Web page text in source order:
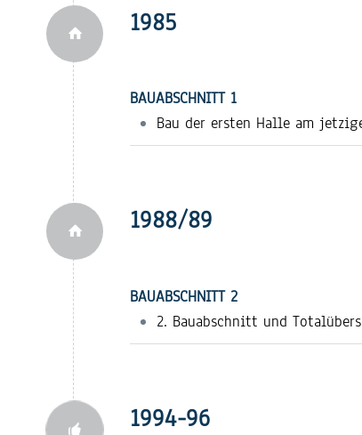
1985
BAUABSCHNITT 1
Bau der ersten Halle am
1988/89
BAUABSCHNITT 2
2. Bauabschnitt und
1994-96